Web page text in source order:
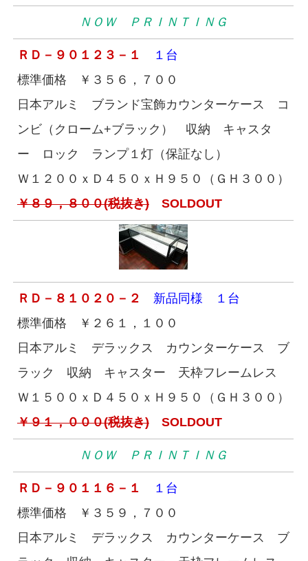
ＮＯＷ ＰＲＩＮＴＩＮＧ
ＲＤ－９０１２３－１
１台
標準価格 ￥３５６，７００
日本アルミ ブランド宝飾カウンターケース コ
ンビ（クローム+ブラック） 収納 キャスタ
ー ロック ランプ１灯（保証なし）
Ｗ１２００ｘＤ４５０ｘＨ９５０（ＧＨ３００）
￥８９，８００(税抜き) SOLDOUT
ＲＤ－８１０２０－２
新品同様 １台
標準価格 ￥２６１，１００
日本アルミ デラックス カウンターケース ブ
ラック 収納 キャスター 天枠フレームレス
Ｗ１５００ｘＤ４５０ｘＨ９５０（ＧＨ３００）
￥９１，０００(税抜き)
SOLDOUT
ＮＯＷ ＰＲＩＮＴＩＮＧ
ＲＤ－９０１１６－１
１台
標準価格 ￥３５９，７００
日本アルミ デラックス カウンターケース ブ